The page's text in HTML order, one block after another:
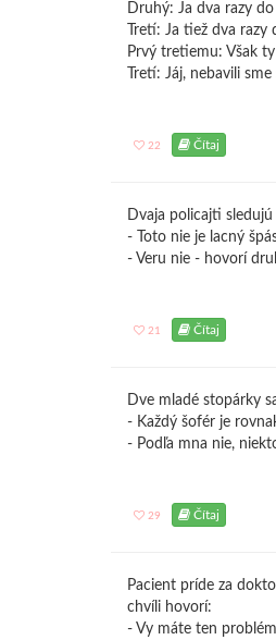
Druhý: Ja dva razy do
Tretí: Ja tiež dva razy
Prvý tretiemu: Však
Tretí: Jáj, nebavili
22 Čítaj
Dvaja policajti
- Toto nie je lacný
- Veru nie - hovorí
21 Čítaj
Dve mladé stopárky
- Každý šofér je
- Podľa mna nie,
29 Čítaj
Pacient príde za
chvíli hovorí:
- Vy máte ten